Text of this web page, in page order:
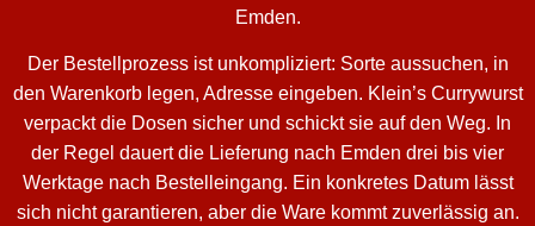
Emden.
Der Bestellprozess ist unkompliziert: Sorte aussuchen, in
den Warenkorb legen, Adresse eingeben. Klein’s Currywurst
verpackt die Dosen sicher und schickt sie auf den Weg. In
der Regel dauert die Lieferung nach Emden drei bis vier
Werktage nach Bestelleingang. Ein konkretes Datum lässt
sich nicht garantieren, aber die Ware kommt zuverlässig an.